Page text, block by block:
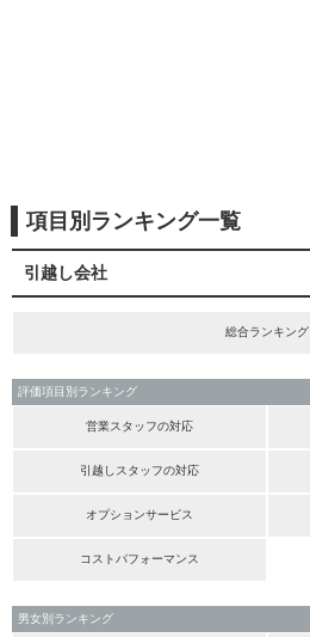
項目別ランキング一覧
引越し会社
総合ランキング
評価項目別ランキング
営業スタッフの対応
引越しスタッフの対応
オプションサービス
コストパフォーマンス
男女別ランキング